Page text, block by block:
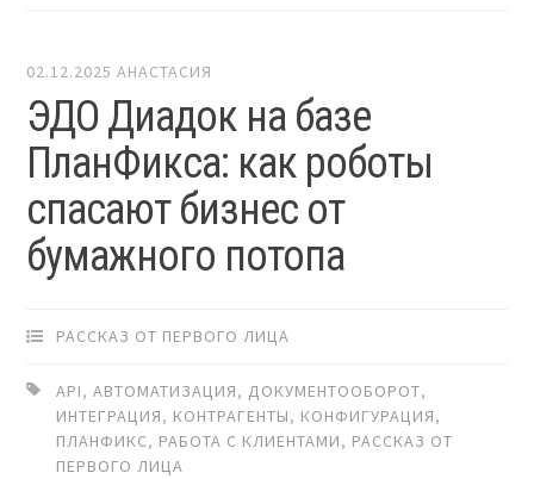
02.12.2025 АНАСТАСИЯ
ЭДО Диадок на базе
ПланФикса: как роботы
спасают бизнес от
бумажного потопа
РАССКАЗ ОТ ПЕРВОГО ЛИЦА
API,АВТОМАТИЗАЦИЯ, ДОКУМЕНТООБОРОТ,
ИНТЕГРАЦИЯ, КОНТРАГЕНТЫ, КОНФИГУРАЦИЯ,
ПЛАНФИКС, РАБОТА С КЛИЕНТАМИ, РАССКАЗ ОТ
ПЕРВОГО ЛИЦА